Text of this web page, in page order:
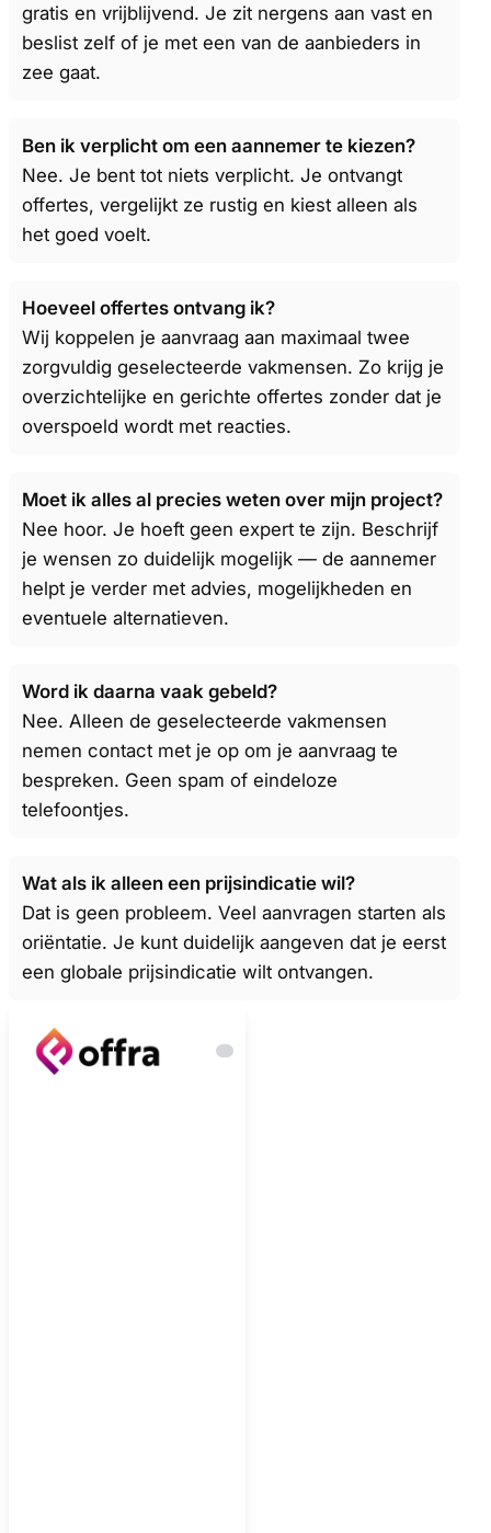
gratis en vrijblijvend. Je zit nergens aan vast en
beslist zelf of je met een van de aanbieders in
zee gaat.
Ben ik verplicht om een aannemer te kiezen?
Nee. Je bent tot niets verplicht. Je ontvangt
offertes, vergelijkt ze rustig en kiest alleen als
het goed voelt.
Hoeveel offertes ontvang ik?
Wij koppelen je aanvraag aan maximaal twee
zorgvuldig geselecteerde vakmensen. Zo krijg je
overzichtelijke en gerichte offertes zonder dat je
overspoeld wordt met reacties.
Moet ik alles al precies weten over mijn project?
Nee hoor. Je hoeft geen expert te zijn. Beschrijf
je wensen zo duidelijk mogelijk — de aannemer
helpt je verder met advies, mogelijkheden en
eventuele alternatieven.
Word ik daarna vaak gebeld?
Nee. Alleen de geselecteerde vakmensen
nemen contact met je op om je aanvraag te
bespreken. Geen spam of eindeloze
telefoontjes.
Wat als ik alleen een prijsindicatie wil?
Dat is geen probleem. Veel aanvragen starten als
oriëntatie. Je kunt duidelijk aangeven dat je eerst
een globale prijsindicatie wilt ontvangen.